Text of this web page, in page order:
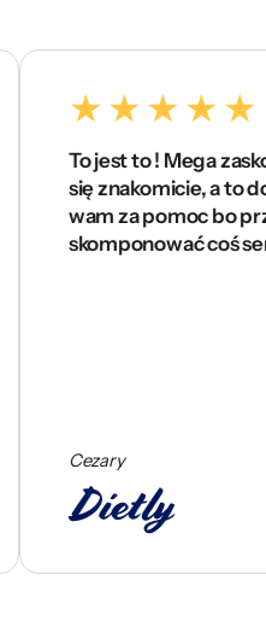
To jest to ! Mega
się znakomicie, a to dopiero
wam za pomoc bo przy
skomponować coś